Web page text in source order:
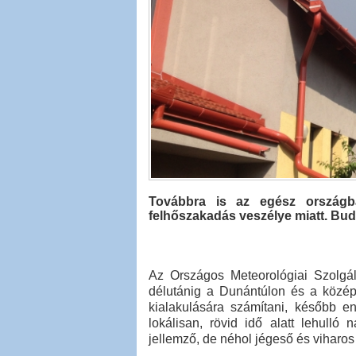
Továbbra is az egész
felhőszakadás veszélye miatt.
Az Országos Meteorológiai
délutánig a Dunántúlon és a
kialakulására számítani, később
lokálisan, rövid idő alatt lehulló
jellemző, de néhol jégeső és